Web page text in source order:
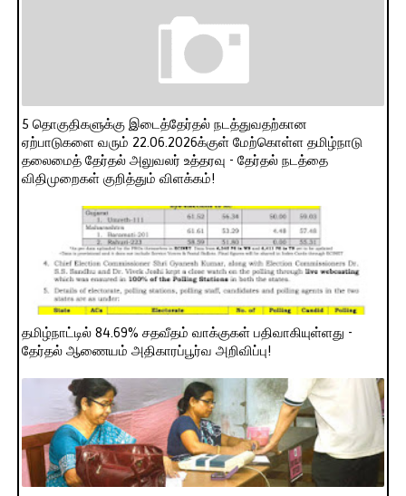
5 தொகுதிகளுக்கு இடைத்தேர்தல் நடத்துவதற்கான
ஏற்பாடுகளை வரும் 22.06.2026க்குள் மேற்கொள்ள தமிழ்நாடு
தலைமைத் தேர்தல் அலுவலர் உத்தரவு - தேர்தல் நடத்தை
விதிமுறைகள் குறித்தும் விளக்கம்!
தமிழ்நாட்டில் 84.69% சதவீதம் வாக்குகள் பதிவாகியுள்ளது -
தேர்தல் ஆணையம் அதிகாரப்பூர்வ அறிவிப்பு!